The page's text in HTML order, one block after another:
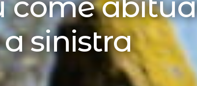
sinistra